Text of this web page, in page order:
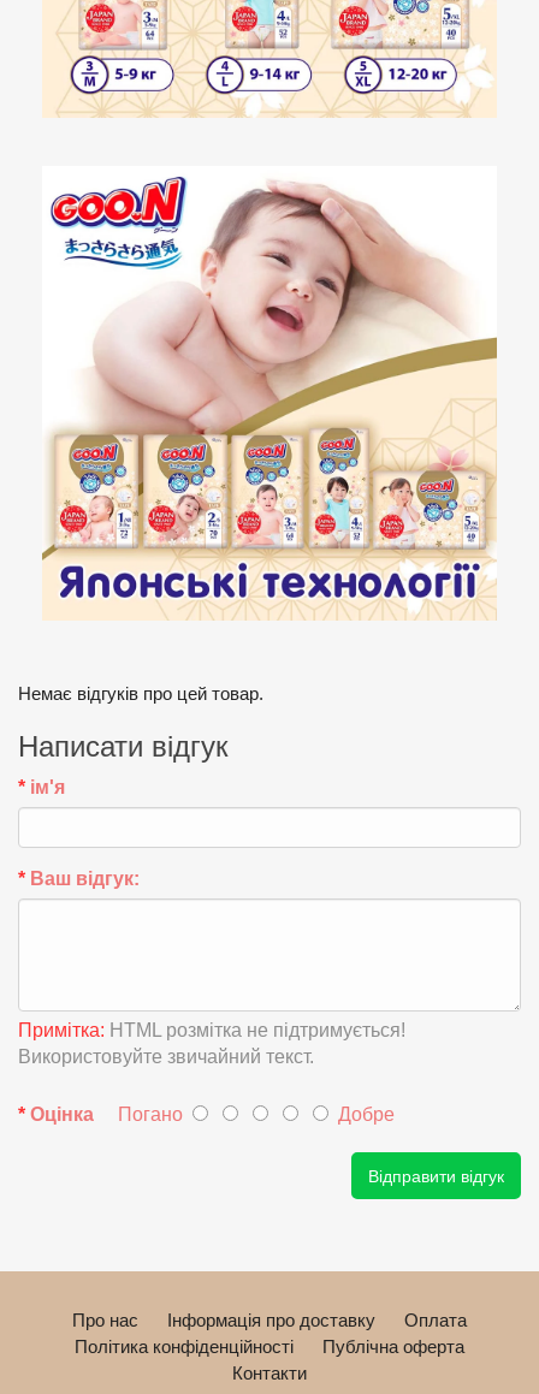
Немає відгуків про цей товар.
Написати відгук
ім'я
Ваш відгук:
Примітка: HTML розмітка не підтримується!
Використовуйте звичайний текст.
Оцінка Погано Добре
Відправити відгук
Про нас Інформація про доставку
Оплата
Політика конфіденційності
Публічна оферта
Контакти